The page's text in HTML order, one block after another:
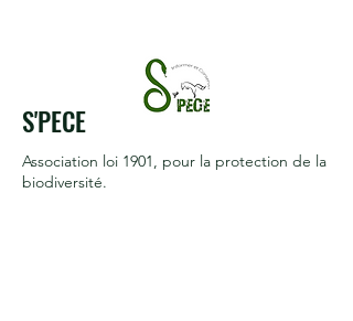
S'PECE
Association loi 1901, pour la protection de la
biodiversité.